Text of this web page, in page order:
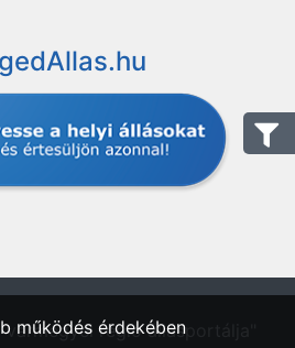
régió állásportálja"
működés érdekében